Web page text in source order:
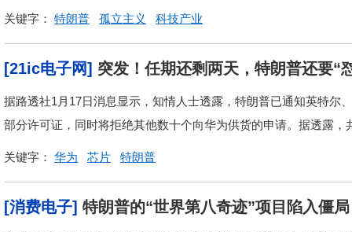
关键字： 特朗普 孤立主义 科技产业
[21ic电子网] 突发！任期还剩两天，特朗普还要“
据路透社1月17日消息显示，知情人士透露，特朗普已通知英特尔
部分许可证，同时将拒绝其他数十个向华为供货的申请。据透露
关键字： 华为 芯片 特朗普
[消费电子] 特朗普的“世界第八奇迹”项目陷入僵